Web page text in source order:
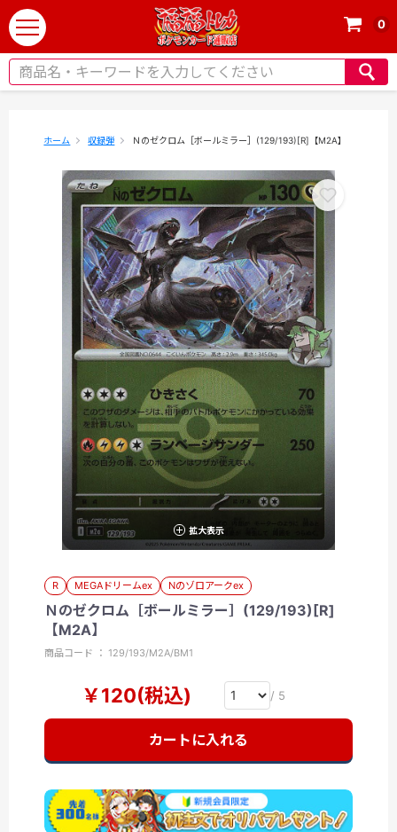
t
o
g
0
ホーム 収録弾 Ｎのゼクロム［ボールミラー］(129/193)[R]【M2A】
拡大表示
R MEGAドリームex Nのゾロアークex
Ｎのゼクロム［ボールミラー］(129/193)[R]
【M2A】
商品コード ： 129/193/M2A/BM1
￥120(税込) / 5
カートに入れる